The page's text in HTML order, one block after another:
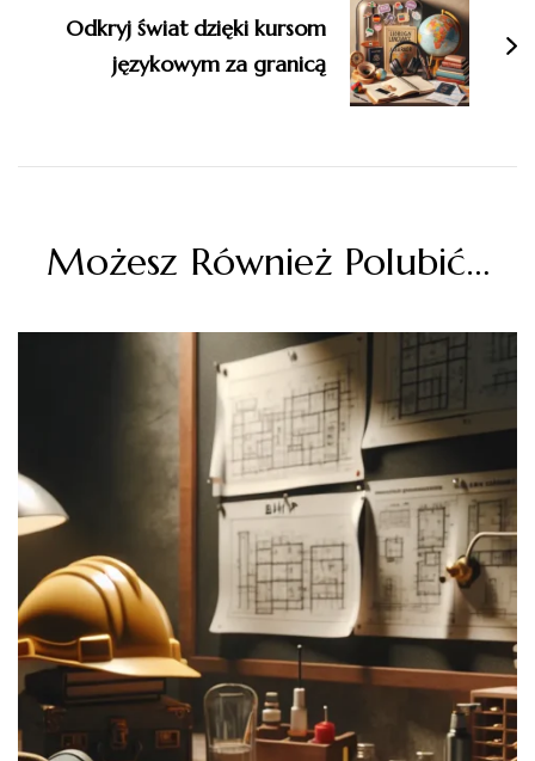
Odkryj świat dzięki kursom
językowym za granicą
Możesz Również Polubić…